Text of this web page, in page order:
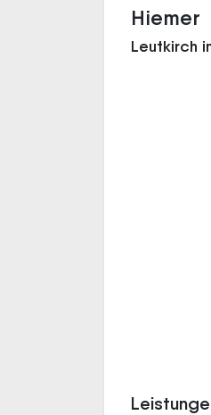
Hiemer
Leutkirch